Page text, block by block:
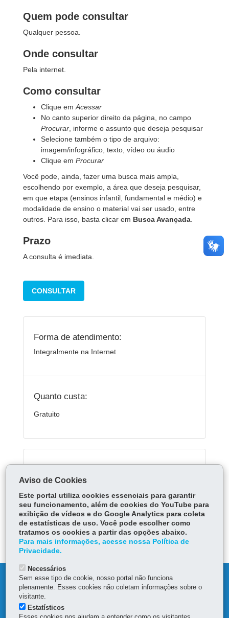
Quem pode consultar
Qualquer pessoa.
Onde consultar
Pela internet.
Como consultar
Clique em Acessar
No canto superior direito da página, no campo
Procurar , informe o assunto que deseja pesquisar
Selecione também o tipo de arquivo:
imagem/infográfico, texto, vídeo ou áudio
Clique em Procurar
Você pode, ainda, fazer uma busca mais ampla,
escolhendo por exemplo, a área que deseja pesquisar,
em que etapa (ensinos infantil, fundamental e médio) e
modalidade de ensino o material vai ser usado, entre
outros. Para isso, basta clicar em Busca Avançada
Prazo
A consulta é imediata.
CONSULTAR
Forma de atendimento:
Integralmente na Internet
Quanto custa:
Gratuito
Acessar Escola Digital
ÓRGÃO RESPONSÁVEL
DEIXE SUA OPINIÃO
DENUNCIE CORRUPÇÃO
Aviso de Cookies
Este portal utiliza cookies essenciais para garantir
seu funcionamento, além de cookies do YouTube para
exibição de vídeos e do Google Analytics para coleta
de estatísticas de uso. Você pode escolher como
tratamos os cookies a partir das opções abaixo.
Para mais informações, acesse nossa Política de
Privacidade.
Necessários
Sem esse tipo de cookie, nosso portal não funciona
plenamente. Esses cookies não coletam informações sobre o
visitante.
Estatísticos